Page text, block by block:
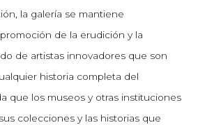
la galería se mantiene
de la erudición y la
de artistas innovadores que son
historia completa del
que los museos y otras instituciones
colecciones y las historias que